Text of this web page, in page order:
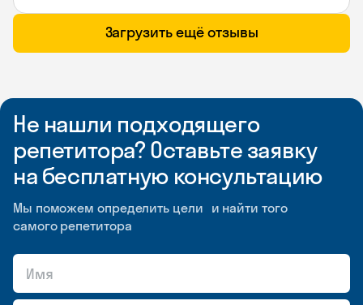
Загрузить ещё отзывы
Не нашли подходящего
репетитора? Оставьте заявку
на бесплатную консультацию
Мы поможем определить цели и найти того
самого репетитора